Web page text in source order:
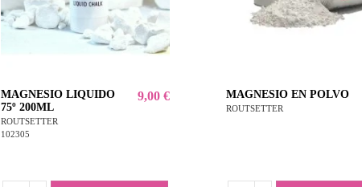
MAGNESIO LIQUIDO
75º 200ML
ROUTSETTER
102305
9,00 € MAGNESIO EN POLVO
ROUTSETTER